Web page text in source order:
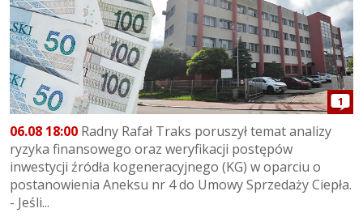
1
06.08 18:00 Radny Rafał Traks poruszył temat analizy
ryzyka finansowego oraz weryfikacji postępów
inwestycji źródła kogeneracyjnego (KG) w oparciu o
postanowienia Aneksu nr 4 do Umowy Sprzedaży Ciepła.
- Jeśli...